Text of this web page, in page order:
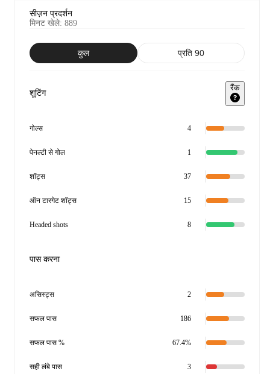
सीज़न प्रदर्शन
मिनट खेले: 889
कुल प्रति 90
शूटिंग
रैंक
गोल्स 4
पेनल्टी से गोल 1
शॉट्स 37
ऑन टारगेट शॉट्स 15
Headed shots 8
पास करना
असिस्ट्स 2
सफल पास 186
सफल पास % 67.4%
सही लंबे पास 3